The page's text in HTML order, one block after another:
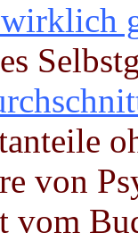
von
vom